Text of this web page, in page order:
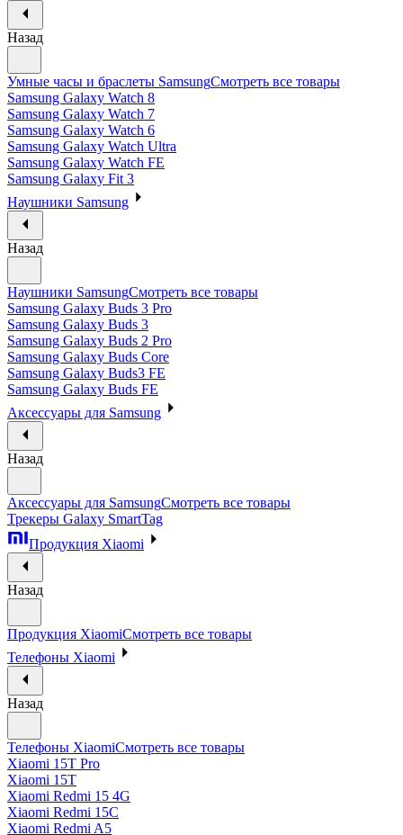
Назад
Умные часы и браслеты SamsungСмотреть все товары
Samsung Galaxy Watch 8
Samsung Galaxy Watch 7
Samsung Galaxy Watch 6
Samsung Galaxy Watch Ultra
Samsung Galaxy Watch FE
Samsung Galaxy Fit 3
Наушники Samsung
Назад
Наушники SamsungСмотреть все товары
Samsung Galaxy Buds 3 Pro
Samsung Galaxy Buds 3
Samsung Galaxy Buds 2 Pro
Samsung Galaxy Buds Core
Samsung Galaxy Buds3 FE
Samsung Galaxy Buds FE
Аксессуары для Samsung
Назад
Аксессуары для SamsungСмотреть все товары
Трекеры Galaxy SmartTag
Продукция Xiaomi
Назад
Продукция XiaomiСмотреть все товары
Телефоны Xiaomi
Назад
Телефоны XiaomiСмотреть все товары
Xiaomi 15T Pro
Xiaomi 15T
Xiaomi Redmi 15 4G
Xiaomi Redmi 15C
Xiaomi Redmi A5